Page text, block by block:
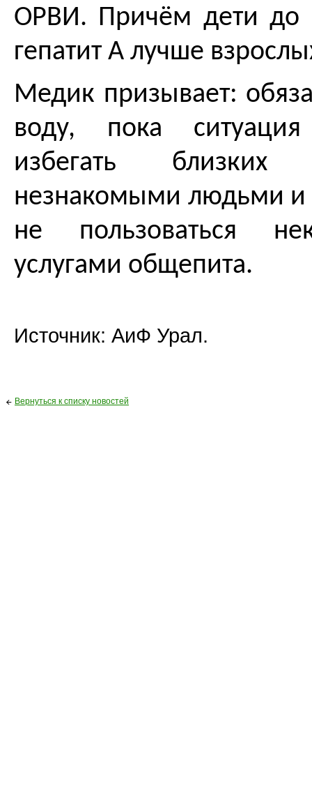
ОРВИ. Причём дети до
гепатит А лучше
Медик призывает:
воду, пока
избегать
незнакомыми людьми и
не пользоваться
услугами общепита.
Источник: АиФ Урал.
Вернуться к списку новостей